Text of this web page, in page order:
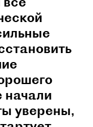
начали
уверены,